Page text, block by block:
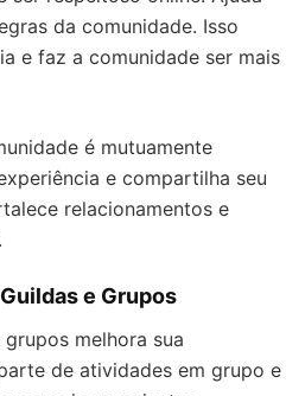
da comunidade. Isso
e faz a comunidade ser mais
é mutuamente
e compartilha seu
relacionamentos e
e Grupos
melhora sua
de atividades em grupo e